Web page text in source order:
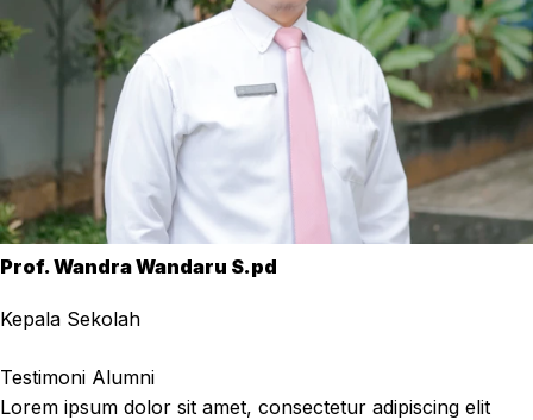
Prof. Wandra Wandaru S.pd
Kepala Sekolah
Testimoni Alumni
Lorem ipsum dolor sit amet, consectetur adipiscing elit